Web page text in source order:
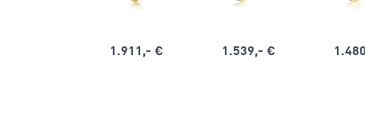
1.911,- € 1.539,- €